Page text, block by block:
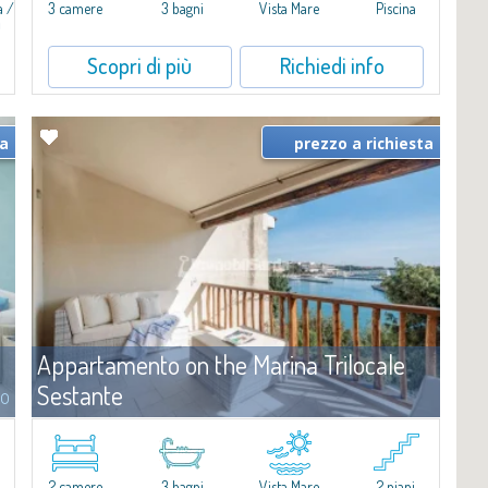
/
3 camere 3 bagni Vista Mare Piscina
Scopri di più Richiedi info
Appartamento on the Marina Trilocale
Sestante
Porto Cervo Affitto
​Esclusivo appartamento fronte mare su due livelli, nel cuore della
Marina di Porto Cervo.All’interno de Il Sestante, prestigioso
prezzo a richiesta